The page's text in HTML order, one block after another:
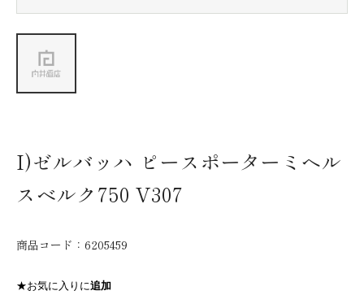
I)ゼルバッハ ピースポーターミヘル
スベルク750 V307
商品コード： 6205459
★お気に入りに追加